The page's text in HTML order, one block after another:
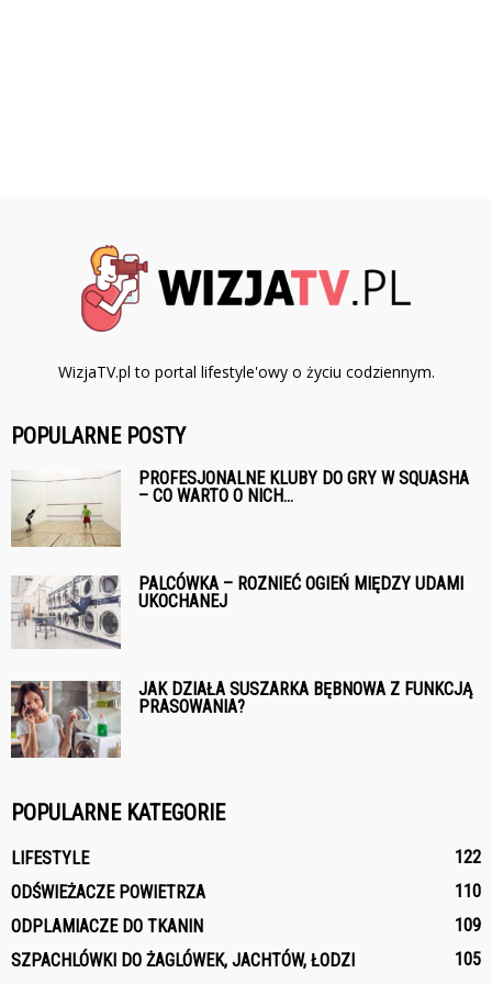
WizjaTV.pl to portal lifestyle'owy o życiu codziennym.
POPULARNE POSTY
PROFESJONALNE KLUBY DO GRY W SQUASHA
– CO WARTO O NICH...
PALCÓWKA – ROZNIEĆ OGIEŃ MIĘDZY UDAMI
UKOCHANEJ
JAK DZIAŁA SUSZARKA BĘBNOWA Z FUNKCJĄ
PRASOWANIA?
POPULARNE KATEGORIE
LIFESTYLE
122
ODŚWIEŻACZE POWIETRZA
110
ODPLAMIACZE DO TKANIN
109
SZPACHLÓWKI DO ŻAGLÓWEK, JACHTÓW, ŁODZI
105